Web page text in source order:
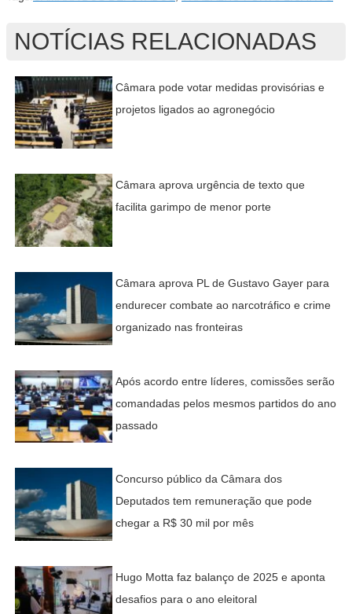
NOTÍCIAS RELACIONADAS
Câmara pode votar medidas provisórias e
projetos ligados ao agronegócio
Câmara aprova urgência de texto que
facilita garimpo de menor porte
Câmara aprova PL de Gustavo Gayer para
endurecer combate ao narcotráfico e crime
organizado nas fronteiras
Após acordo entre líderes, comissões serão
comandadas pelos mesmos partidos do ano
passado
Concurso público da Câmara dos
Deputados tem remuneração que pode
chegar a R$ 30 mil por mês
Hugo Motta faz balanço de 2025 e aponta
desafios para o ano eleitoral